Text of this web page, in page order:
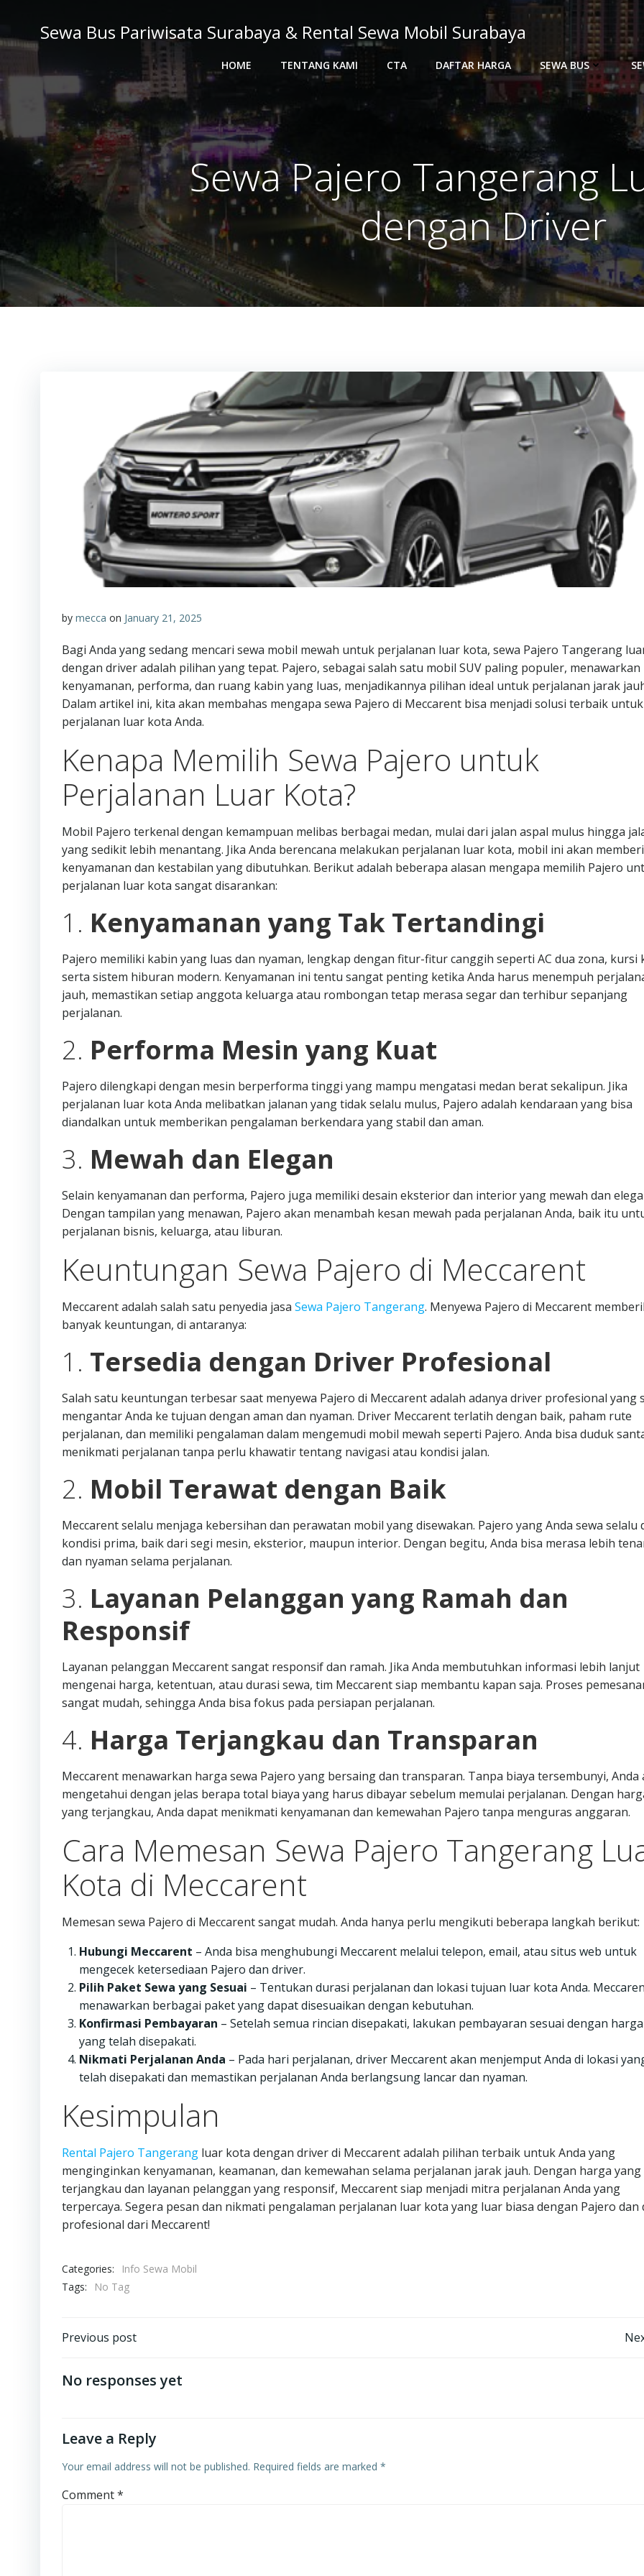
contentSewa Bus Pariwisata Surabaya & Rental Sewa Mobil Surabaya
HOME TENTANG KAMI CTA DAFTAR HARGA SEWA BUS
Sewa Pajero Tangerang
dengan Driver
by mecca on January 21, 2025
Bagi Anda yang sedang mencari sewa mobil mewah untuk perjalanan luar kota, sewa Pajero Tangerang
dengan driver adalah pilihan yang tepat. Pajero, sebagai salah satu mobil SUV paling populer, menawarkan
kenyamanan, performa, dan ruang kabin yang luas, menjadikannya pilihan ideal untuk perjalanan jarak
Dalam artikel ini, kita akan membahas mengapa sewa Pajero di Meccarent bisa menjadi solusi terbaik untuk
perjalanan luar kota Anda.
Kenapa Memilih Sewa Pajero untuk
Perjalanan Luar Kota?
Mobil Pajero terkenal dengan kemampuan melibas berbagai medan, mulai dari jalan aspal mulus hingga
yang sedikit lebih menantang. Jika Anda berencana melakukan perjalanan luar kota, mobil ini akan
kenyamanan dan kestabilan yang dibutuhkan. Berikut adalah beberapa alasan mengapa memilih Pajero
perjalanan luar kota sangat disarankan:
1. Kenyamanan yang Tak Tertandingi
Pajero memiliki kabin yang luas dan nyaman, lengkap dengan fitur-fitur canggih seperti AC dua zona, kursi
serta sistem hiburan modern. Kenyamanan ini tentu sangat penting ketika Anda harus menempuh
jauh, memastikan setiap anggota keluarga atau rombongan tetap merasa segar dan terhibur sepanjang
perjalanan.
2. Performa Mesin yang Kuat
Pajero dilengkapi dengan mesin berperforma tinggi yang mampu mengatasi medan berat sekalipun. Jika
perjalanan luar kota Anda melibatkan jalanan yang tidak selalu mulus, Pajero adalah kendaraan yang bisa
diandalkan untuk memberikan pengalaman berkendara yang stabil dan aman.
3. Mewah dan Elegan
Selain kenyamanan dan performa, Pajero juga memiliki desain eksterior dan interior yang mewah dan
Dengan tampilan yang menawan, Pajero akan menambah kesan mewah pada perjalanan Anda, baik itu
perjalanan bisnis, keluarga, atau liburan.
Keuntungan Sewa Pajero di Meccarent
Meccarent adalah salah satu penyedia jasa Sewa Pajero Tangerang. Menyewa Pajero di Meccarent
banyak keuntungan, di antaranya:
1. Tersedia dengan Driver Profesional
Salah satu keuntungan terbesar saat menyewa Pajero di Meccarent adalah adanya driver profesional yang
mengantar Anda ke tujuan dengan aman dan nyaman. Driver Meccarent terlatih dengan baik, paham rute
perjalanan, dan memiliki pengalaman dalam mengemudi mobil mewah seperti Pajero. Anda bisa duduk
menikmati perjalanan tanpa perlu khawatir tentang navigasi atau kondisi jalan.
2. Mobil Terawat dengan Baik
Meccarent selalu menjaga kebersihan dan perawatan mobil yang disewakan. Pajero yang Anda sewa selalu
kondisi prima, baik dari segi mesin, eksterior, maupun interior. Dengan begitu, Anda bisa merasa lebih
dan nyaman selama perjalanan.
3. Layanan Pelanggan yang Ramah dan
Responsif
Layanan pelanggan Meccarent sangat responsif dan ramah. Jika Anda membutuhkan informasi lebih lanjut
mengenai harga, ketentuan, atau durasi sewa, tim Meccarent siap membantu kapan saja. Proses
sangat mudah, sehingga Anda bisa fokus pada persiapan perjalanan.
4. Harga Terjangkau dan Transparan
Meccarent menawarkan harga sewa Pajero yang bersaing dan transparan. Tanpa biaya tersembunyi, Anda
mengetahui dengan jelas berapa total biaya yang harus dibayar sebelum memulai perjalanan. Dengan
yang terjangkau, Anda dapat menikmati kenyamanan dan kemewahan Pajero tanpa menguras anggaran.
Cara Memesan Sewa Pajero Tangerang
Kota di Meccarent
Memesan sewa Pajero di Meccarent sangat mudah. Anda hanya perlu mengikuti beberapa langkah berikut:
Hubungi Meccarent – Anda bisa menghubungi Meccarent melalui telepon, email, atau situs web untuk
mengecek ketersediaan Pajero dan driver.
Pilih Paket Sewa yang Sesuai – Tentukan durasi perjalanan dan lokasi tujuan luar kota Anda.
menawarkan berbagai paket yang dapat disesuaikan dengan kebutuhan.
Konfirmasi Pembayaran – Setelah semua rincian disepakati, lakukan pembayaran sesuai dengan harga
yang telah disepakati.
Nikmati Perjalanan Anda – Pada hari perjalanan, driver Meccarent akan menjemput Anda di lokasi
telah disepakati dan memastikan perjalanan Anda berlangsung lancar dan nyaman.
Kesimpulan
Rental Pajero Tangerang luar kota dengan driver di Meccarent adalah pilihan terbaik untuk Anda yang
menginginkan kenyamanan, keamanan, dan kemewahan selama perjalanan jarak jauh. Dengan harga yang
terjangkau dan layanan pelanggan yang responsif, Meccarent siap menjadi mitra perjalanan Anda yang
terpercaya. Segera pesan dan nikmati pengalaman perjalanan luar kota yang luar biasa dengan Pajero dan
profesional dari Meccarent!
Categories:
Info Sewa Mobil
Tags:
No Tag
Post
navigation
Previous post
No responses yet
Leave a Reply
Your email address will not be published. Required fields are marked *
Comment*